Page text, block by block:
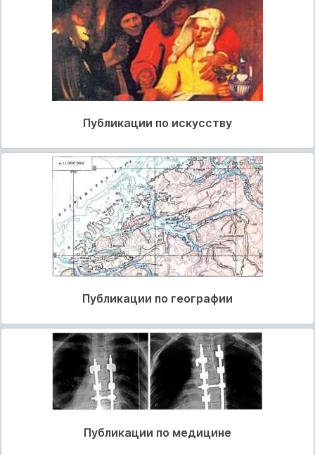
Публикации по искусству
Публикации по географии
Публикации по медицине